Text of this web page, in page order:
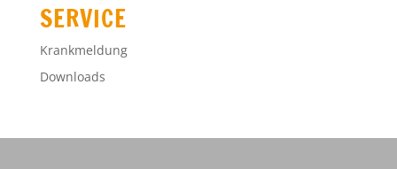
SERVICE
Krankmeldung
Downloads